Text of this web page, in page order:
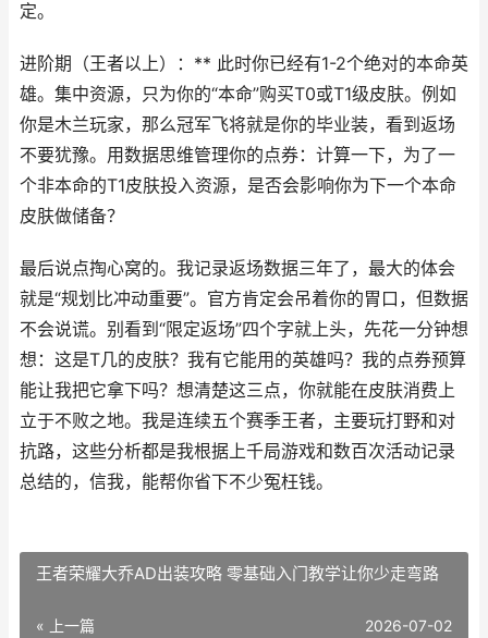
定。
进阶期（王者以上）：** 此时你已经有1-2个绝对的本命英
雄。集中资源，只为你的“本命”购买T0或T1级皮肤。例如
你是木兰玩家，那么冠军飞将就是你的毕业装，看到返场
不要犹豫。用数据思维管理你的点券：计算一下，为了一
个非本命的T1皮肤投入资源，是否会影响你为下一个本命
皮肤做储备？
最后说点掏心窝的。我记录返场数据三年了，最大的体会
就是“规划比冲动重要”。官方肯定会吊着你的胃口，但数据
不会说谎。别看到“限定返场”四个字就上头，先花一分钟想
想：这是T几的皮肤？我有它能用的英雄吗？我的点券预算
能让我把它拿下吗？想清楚这三点，你就能在皮肤消费上
立于不败之地。我是连续五个赛季王者，主要玩打野和对
抗路，这些分析都是我根据上千局游戏和数百次活动记录
总结的，信我，能帮你省下不少冤枉钱。
王者荣耀大乔AD出装攻略 零基础入门教学让你少走弯路
« 上一篇 2026-07-02